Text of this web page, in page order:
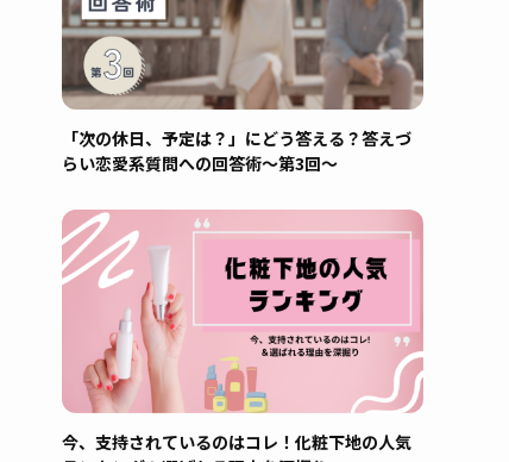
「次の休日、予定は？」にどう答える？答えづ
らい恋愛系質問への回答術～第3回～
今、支持されているのはコレ！化粧下地の人気